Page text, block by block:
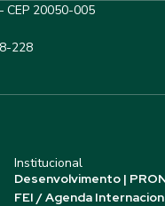
CEP 20050-005
228
Institucional
Desenvolvimento |
FEI / Agenda